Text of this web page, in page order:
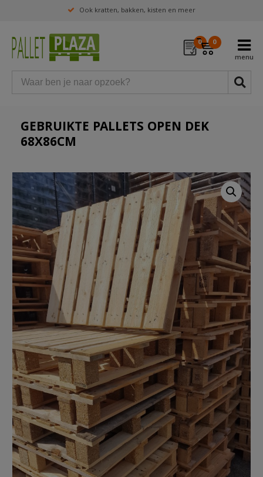
Ook kratten, bakken, kisten en meer
0 0
GEBRUIKTE PALLETS OPEN DEK
68X86CM